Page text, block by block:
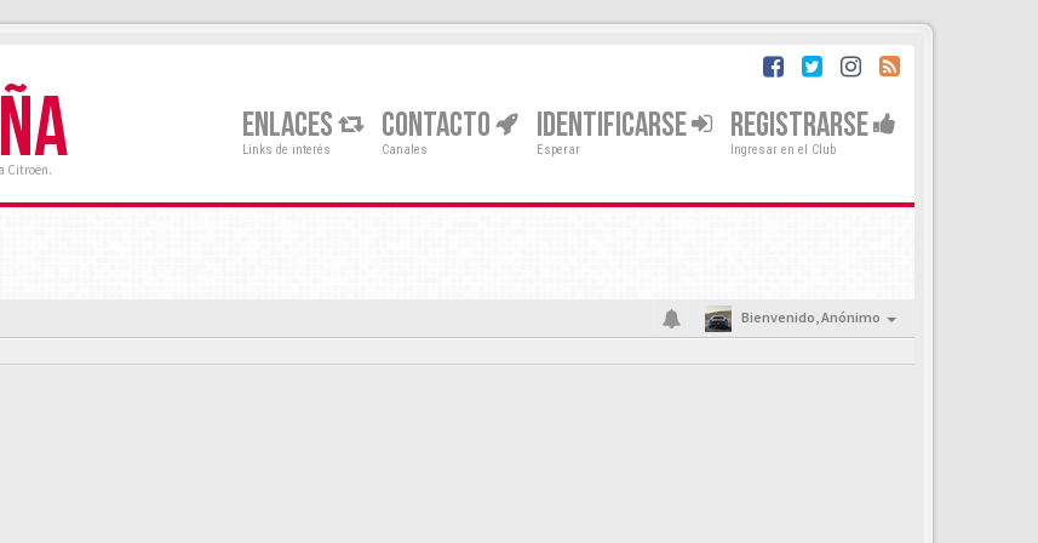
Citroën.
ENLACES
Links de interés
CONTACTO
Canales
IDENTIFICARSE
Esperar
REGISTRARSE
Ingresar en el Club
Bienvenido,Anónimo